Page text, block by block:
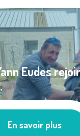
Eudes
Les actus
En savoir plus